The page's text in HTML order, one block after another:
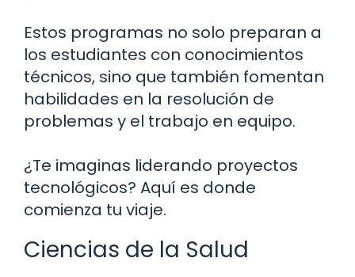
Estos programas no solo preparan a
los estudiantes con conocimientos
técnicos, sino que también fomentan
habilidades en la resolución de
problemas y el trabajo en equipo.
¿Te imaginas liderando proyectos
tecnológicos? Aquí es donde
comienza tu viaje.
Ciencias de la Salud